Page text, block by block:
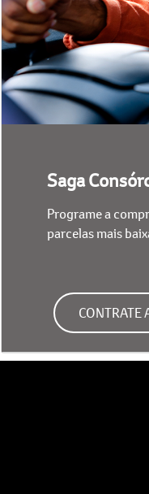
Saga
Programe a
parcelas mais
CONTRATE